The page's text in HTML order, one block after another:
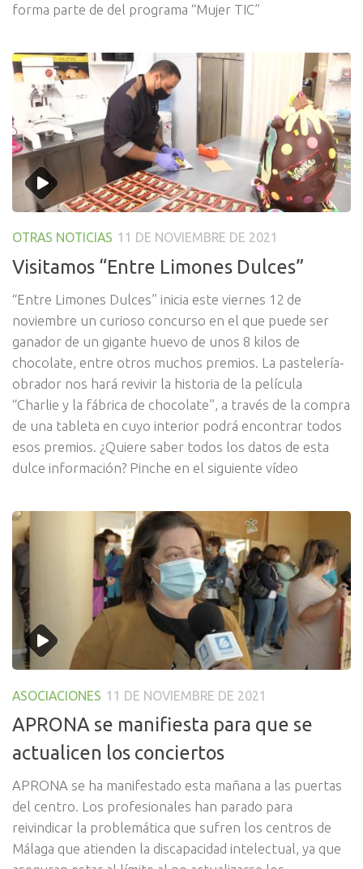
forma parte de del programa “Mujer TIC”
OTRAS NOTICIAS 11 DE NOVIEMBRE DE 2021
Visitamos “Entre Limones Dulces”
“Entre Limones Dulces” inicia este viernes 12 de
noviembre un curioso concurso en el que puede ser
ganador de un gigante huevo de unos 8 kilos de
chocolate, entre otros muchos premios. La pastelería-
obrador nos hará revivir la historia de la película
“Charlie y la fábrica de chocolate”, a través de la compra
de una tableta en cuyo interior podrá encontrar todos
esos premios. ¿Quiere saber todos los datos de esta
dulce información? Pinche en el siguiente vídeo
ASOCIACIONES 11 DE NOVIEMBRE DE 2021
APRONA se manifiesta para que se
actualicen los conciertos
APRONA se ha manifestado esta mañana a las puertas
del centro. Los profesionales han parado para
reivindicar la problemática que sufren los centros de
Málaga que atienden la discapacidad intelectual, ya que